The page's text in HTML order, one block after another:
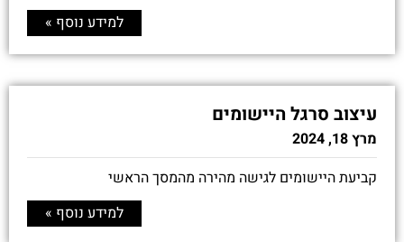
למידע נוסף »
עיצוב סרגל היישומים
מרץ 18, 2024
קביעת היישומים לגישה מהירה מהמסך הראשי
למידע נוסף »